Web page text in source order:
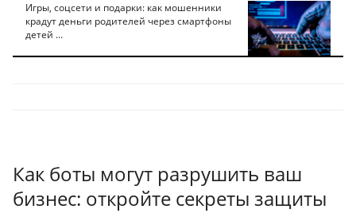
Игры, соцсети и подарки: как мошенники
крадут деньги родителей через смартфоны
детей ...
Как боты могут разрушить ваш
бизнес: откройте секреты защиты